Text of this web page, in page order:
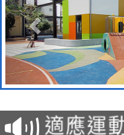
本校
招甄選
適應運